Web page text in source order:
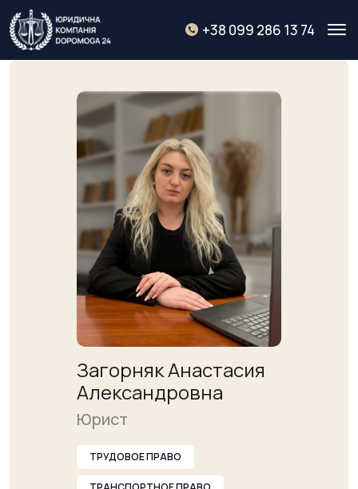
+38 099 286 13 74
Загорняк Анастасия
Александровна
Юрист
ТРУДОВОЕ ПРАВО